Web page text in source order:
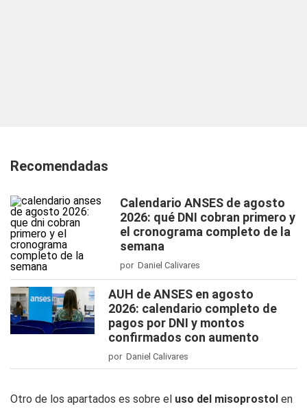
Recomendadas
Calendario ANSES de agosto
2026: qué DNI cobran primero y
el cronograma completo de la
semana
por Daniel Calivares
AUH de ANSES en agosto
2026: calendario completo de
pagos por DNI y montos
confirmados con aumento
por Daniel Calivares
Otro de los apartados es sobre el uso del misoprostol en